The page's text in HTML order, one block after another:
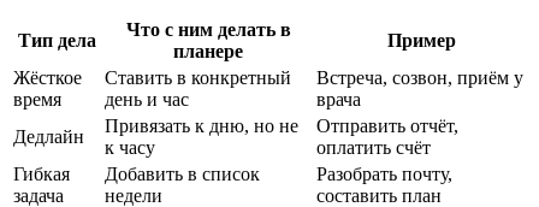
Тип дела
Что с ним делать в
планере
Пример
Жёсткое
время
Ставить в конкретный
день и час
Встреча, созвон, приём у
врача
Дедлайн
Привязать к дню, но не
к часу
Отправить отчёт,
оплатить счёт
Гибкая
задача
Добавить в список
недели
Разобрать почту,
составить план